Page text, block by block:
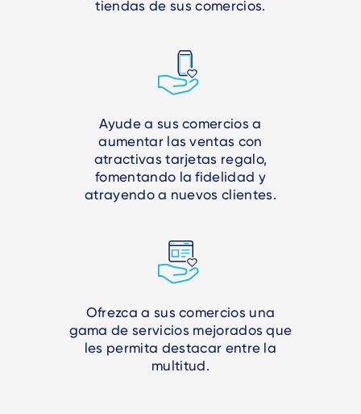
tiendas de sus comercios.
Ayude a sus comercios a
aumentar las ventas con
atractivas tarjetas regalo,
fomentando la fidelidad y
atrayendo a nuevos clientes.
Ofrezca a sus comercios una
gama de servicios mejorados que
les permita destacar entre la
multitud.